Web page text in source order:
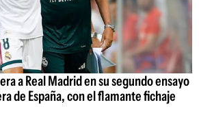
a Real Madrid en su segundo ensayo
de España, con el flamante fichaje